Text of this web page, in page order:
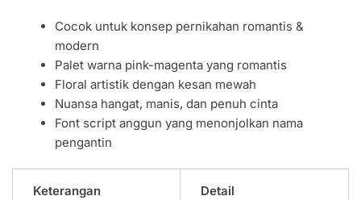
Cocok untuk konsep pernikahan romantis &
modern
Palet warna pink-magenta yang romantis
Floral artistik dengan kesan mewah
Nuansa hangat, manis, dan penuh cinta
Font script anggun yang menonjolkan nama
pengantin
Keterangan Detail